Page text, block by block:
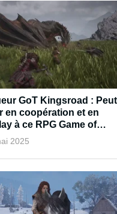
GoT Kingsroad : Peut-
en coopération et en
à ce RPG Game of
?2025